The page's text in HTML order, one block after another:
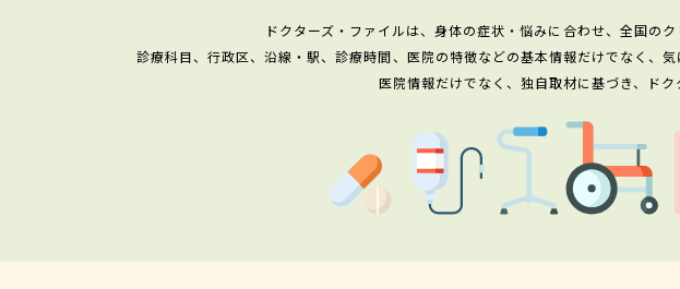
ドクターズ・ファイルは、身体の症状・悩みに合わせ、全国の
診療科目、行政区、沿線・駅、診療時間、医院の特徴などの基本情報だけでなく、
医院情報だけでなく、独自取材に基づき、ド